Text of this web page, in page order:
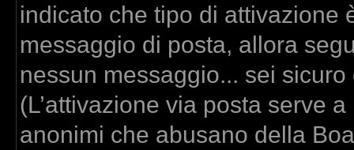
indicato che tipo di attivazione
messaggio di posta, allora
nessun messaggio... sei
(L’attivazione via posta serve
anonimi che abusano della